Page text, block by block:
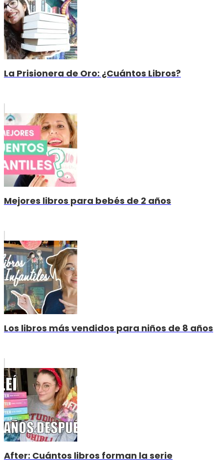
La Prisionera de Oro: ¿Cuántos Libros?
Mejores libros para bebés de 2 años
Los libros más vendidos para niños de 8 años
After: Cuántos libros forman la serie